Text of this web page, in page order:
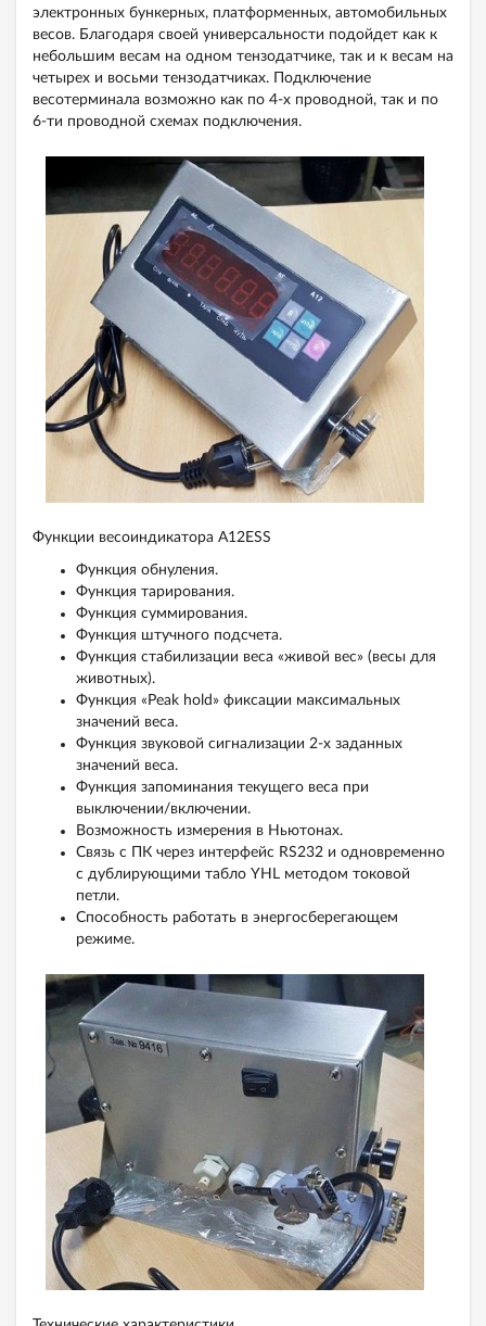
электронных бункерных, платформенных, автомобильных
весов. Благодаря своей универсальности подойдет как к
небольшим весам на одном тензодатчике, так и к весам на
четырех и восьми тензодатчиках. Подключение
весотерминала возможно как по 4-х проводной, так и по
6-ти проводной схемах подключения.
Функции весоиндикатора A12ESS
Функция обнуления.
Функция тарирования.
Функция суммирования.
Функция штучного подсчета.
Функция стабилизации веса «живой вес» (весы для
животных).
Функция «Peak hold» фиксации максимальных
значений веса.
Функция звуковой сигнализации 2-х заданных
значений веса.
Функция запоминания текущего веса при
выключении/включении.
Возможность измерения в Ньютонах.
Связь с ПК через интерфейс RS232 и одновременно
с дублирующими табло YHL методом токовой
петли.
Способность работать в энергосберегающем
режиме.